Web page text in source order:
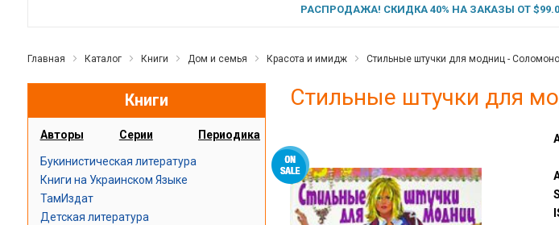
РАСПРОДАЖА! СКИДКА 40% НА ЗАКАЗЫ ОТ
Главная Каталог Книги Дом и семья Красота и имидж Стильные штучки для модниц -
Книги
Авторы Серии Периодика
Букинистическая литература
Книги на Украинском Языке
ТамИздат
Детская литература
Стильные штучки для